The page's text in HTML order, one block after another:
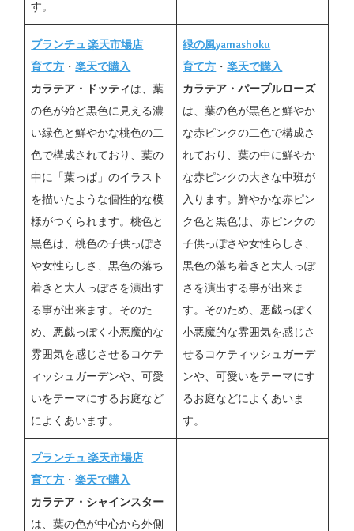
す。
プランチュ 楽天市場店
育て方 ・楽天で購入
カラテア・ドッティ は、葉
の色が殆ど黒色に見える濃
い緑色と鮮やかな桃色の二
色で構成されており、葉の
中に「葉っぱ」のイラスト
を描いたような個性的な模
様がつくられます。桃色と
黒色は、桃色の子供っぽさ
や女性らしさ、黒色の落ち
着きと大人っぽさを演出す
る事が出来ます。そのた
め、悪戯っぽく小悪魔的な
雰囲気を感じさせるコケテ
ィッシュガーデンや、可愛
いをテーマにするお庭など
によくあいます。
緑の風yamashoku
育て方 ・楽天で購入
カラテア・パープルローズ
は、葉の色が黒色と鮮やか
な赤ピンクの二色で構成さ
れており、葉の中に鮮やか
な赤ピンクの大きな中班が
入ります。鮮やかな赤ピン
ク色と黒色は、赤ピンクの
子供っぽさや女性らしさ、
黒色の落ち着きと大人っぽ
さを演出する事が出来ま
す。そのため、悪戯っぽく
小悪魔的な雰囲気を感じさ
せるコケティッシュガーデ
ンや、可愛いをテーマにす
るお庭などによくあいま
す。
プランチュ 楽天市場店
育て方 ・楽天で購入
カラテア・シャインスター
は、葉の色が中心から外側